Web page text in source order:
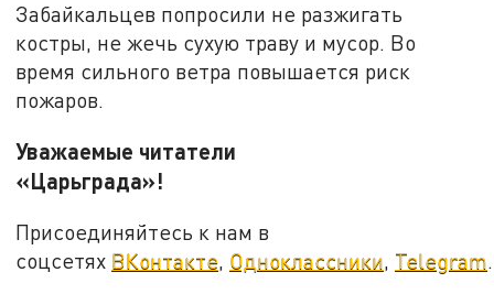
Забайкальцев попросили не разжигать
костры, не жечь сухую траву и мусор. Во
время сильного ветра повышается риск
пожаров.
Уважаемые читатели
«Царьграда»!
Присоединяйтесь к нам в
соцсетях ВКонтакте, Одноклассники, Telegram.